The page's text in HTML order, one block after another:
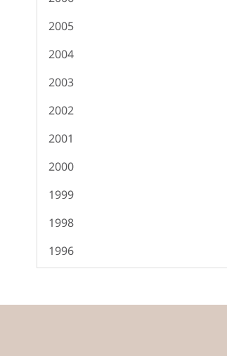
2005
2004
2003
2002
2001
2000
1999
1998
1996